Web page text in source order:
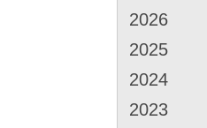
2026
2025
2024
2023